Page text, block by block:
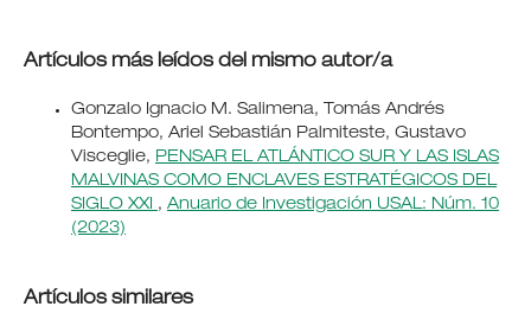
Artículos más leídos del mismo autor/a
Gonzalo Ignacio M. Salimena, Tomás Andrés
Bontempo, Ariel Sebastián Palmiteste, Gustavo
Visceglie, PENSAR EL ATLÁNTICO SUR Y LAS ISLAS
MALVINAS COMO ENCLAVES ESTRATÉGICOS DEL
SIGLO XXI , Anuario de Investigación USAL: Núm. 10
(2023)
Artículos similares